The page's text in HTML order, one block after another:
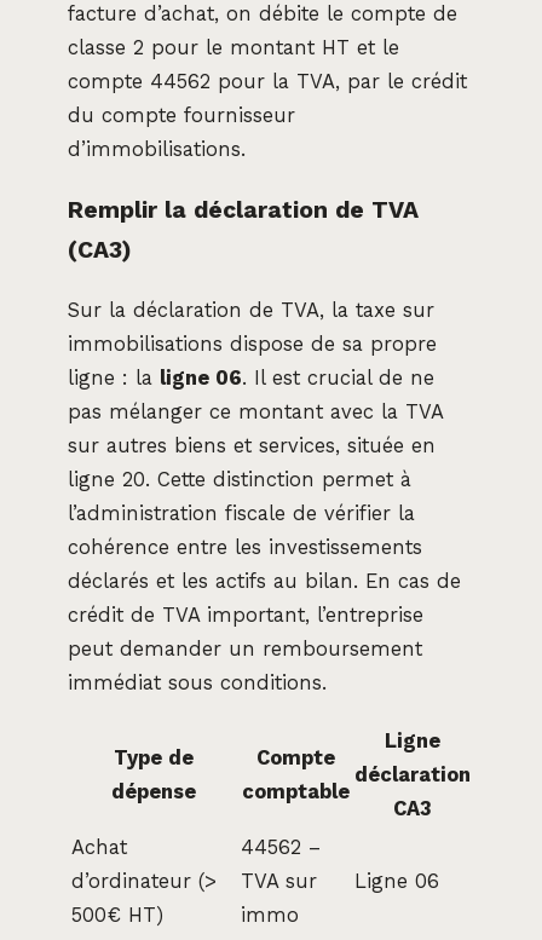
facture d’achat, on débite le compte de
classe 2 pour le montant HT et le
compte 44562 pour la TVA, par le crédit
du compte fournisseur
d’immobilisations.
Remplir la déclaration de TVA
(CA3)
Sur la déclaration de TVA, la taxe sur
immobilisations dispose de sa propre
ligne : la ligne 06. Il est crucial de ne
pas mélanger ce montant avec la TVA
sur autres biens et services, située en
ligne 20. Cette distinction permet à
l’administration fiscale de vérifier la
cohérence entre les investissements
déclarés et les actifs au bilan. En cas de
crédit de TVA important, l’entreprise
peut demander un remboursement
immédiat sous conditions.
Type de
dépense
Compte
comptable
Ligne
déclaration
CA3
Achat
d’ordinateur (>
500€ HT)
44562 –
TVA sur
immo
Ligne 06